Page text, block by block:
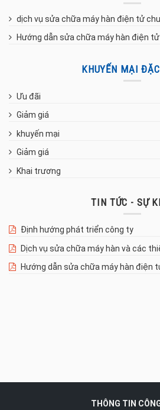
dịch vụ sửa chữa máy hàn điện tử
Hướng dẫn sửa chữa máy hàn điện tử
KHUYẾN MẠI
Ưu đãi
Giảm giá
khuyến mại
Giảm giá
Khai trương
TIN TỨC - SỰ
Định hướng phát triển công ty
Dịch vụ sửa chữa máy hàn và các
Hướng dẫn sửa chữa máy hàn điện
THÔNG TIN